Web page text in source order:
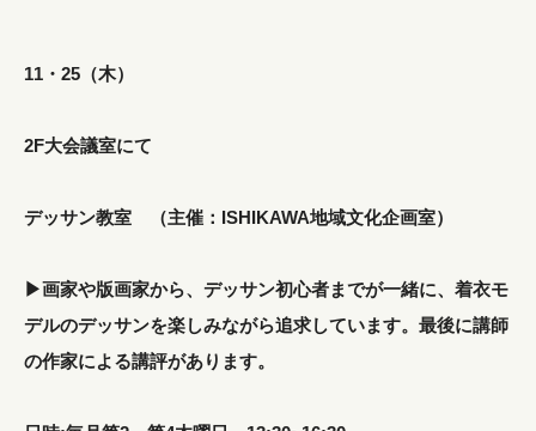
11・25（木）
2F大会議室にて
デッサン教室 （主催：ISHIKAWA地域文化企画室）
▶︎画家や版画家から、デッサン初心者までが一緒に、着衣モ
デルのデッサンを楽しみながら追求しています。最後に講師
の作家による講評があります。